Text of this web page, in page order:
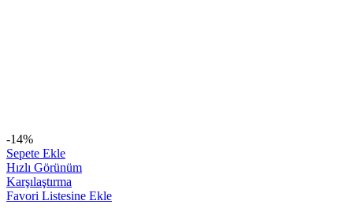
-14%
Sepete Ekle
Hızlı Görünüm
Karşılaştırma
Favori Listesine Ekle